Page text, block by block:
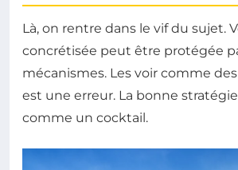
Là, on rentre dans le vif du sujet.
concrétisée peut être protégée
mécanismes. Les voir comme
est une erreur. La bonne
comme un cocktail.